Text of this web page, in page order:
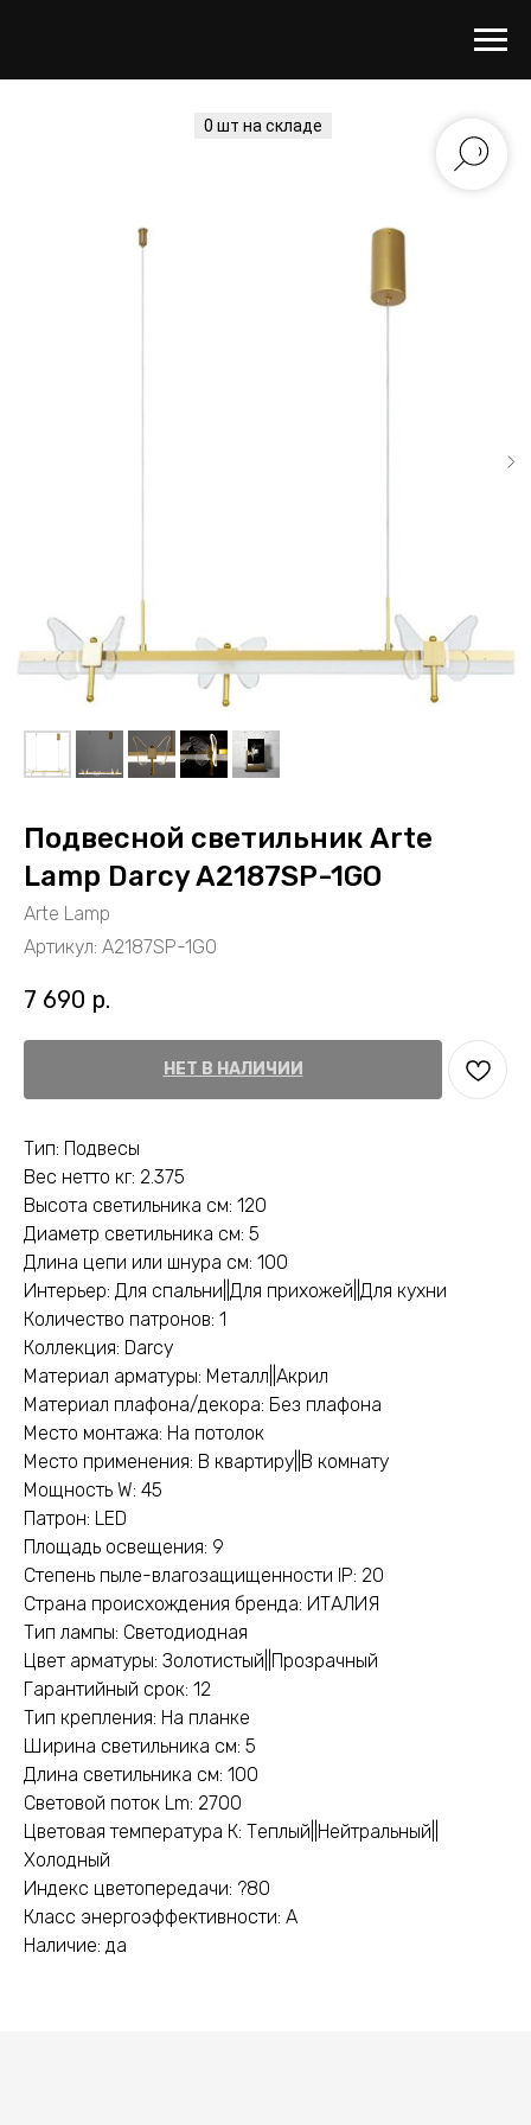
Подвесной светильник Arte
Lamp Darcy A2187SP-1GO
Arte Lamp
Артикул: A2187SP-1GO
7 690 р.
НЕТ В НАЛИЧИИ
Тип: Подвесы
Вес нетто кг: 2.375
Высота светильника см: 120
Диаметр светильника см: 5
Длина цепи или шнура см: 100
Интерьер: Для спальни||Для прихожей||Для кухни
Количество патронов: 1
Коллекция: Darcy
Материал арматуры: Металл||Акрил
Материал плафона/декора: Без плафона
Место монтажа: На потолок
Место применения: В квартиру||В комнату
Мощность W: 45
Патрон: LED
Площадь освещения: 9
Степень пыле-влагозащищенности IP: 20
Страна происхождения бренда: ИТАЛИЯ
Тип лампы: Светодиодная
Цвет арматуры: Золотистый||Прозрачный
Гарантийный срок: 12
Тип крепления: На планке
Ширина светильника см: 5
Длина светильника см: 100
Световой поток Lm: 2700
Цветовая температура К: Теплый||Нейтральный||
Холодный
Индекс цветопередачи: ?80
Класс энергоэффективности: A
Наличие: да